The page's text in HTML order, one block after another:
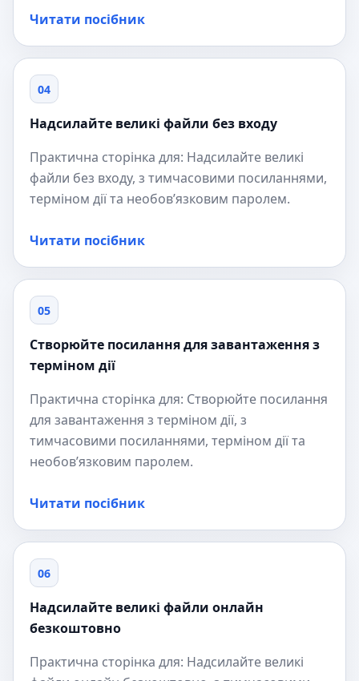
Читати посібник
04
Надсилайте великі файли без входу
Практична сторінка для: Надсилайте великі
файли без входу, з тимчасовими посиланнями,
терміном дії та необов’язковим паролем.
Читати посібник
05
Створюйте посилання для завантаження з
терміном дії
Практична сторінка для: Створюйте посилання
для завантаження з терміном дії, з
тимчасовими посиланнями, терміном дії та
необов’язковим паролем.
Читати посібник
06
Надсилайте великі файли онлайн
безкоштовно
Практична сторінка для: Надсилайте великі